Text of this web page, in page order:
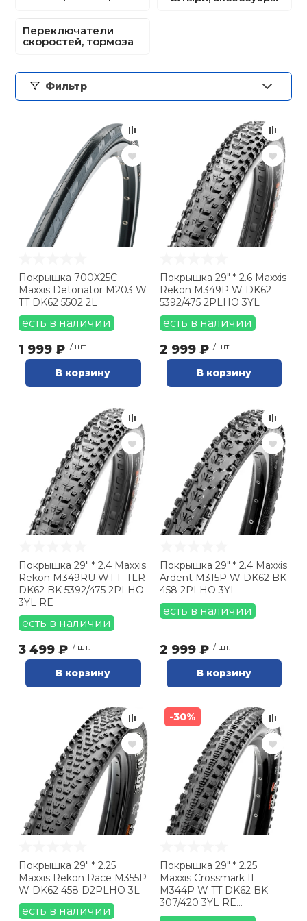
Упоры для
Эспандеры и
Аксессуары
йоги
Пояса
Переключатели
скоростей, тормоза
Фильтр
Покрышка 700X25C
Maxxis Detonator M203 W
TT DK62 5502 2L
есть в наличии
1 999 ₽ / шт.
В корзину
Покрышка 29" * 2.6 Maxxis
Rekon M349P W DK62
5392/475 2PLHO 3YL
есть в наличии
2 999 ₽ / шт.
В корзину
Покрышка 29" * 2.4 Maxxis
Rekon M349RU WT F TLR
DK62 BK 5392/475 2PLHO
3YL RE
есть в наличии
3 499 ₽ / шт.
В корзину
Покрышка 29" * 2.4 Maxxis
Ardent M315P W DK62 BK
458 2PLHO 3YL
есть в наличии
2 999 ₽ / шт.
В корзину
Покрышка 29" * 2.25
Maxxis Rekon Race M355P
W DK62 458 D2PLHO 3L
есть в наличии
-30%
Покрышка 29" * 2.25
Maxxis Crossmark II
M344P W TT DK62 BK
307/420 3YL RE
ETB00296600